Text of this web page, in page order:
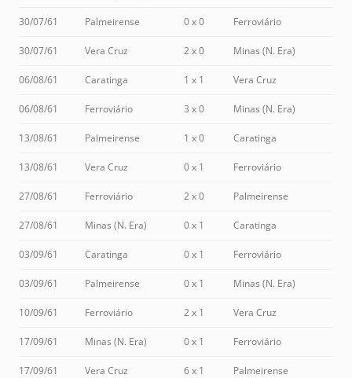
30/07/61 Palmeirense 0 x 0 Ferroviário
30/07/61 Vera Cruz 2 x 0 Minas (N. Era)
06/08/61 Caratinga 1 x 1 Vera Cruz
06/08/61 Ferroviário 3 x 0 Minas (N. Era)
13/08/61 Palmeirense 1 x 0 Caratinga
13/08/61 Vera Cruz 0 x 1 Ferroviário
27/08/61 Ferroviário 2 x 0 Palmeirense
27/08/61 Minas (N. Era) 0 x 1 Caratinga
03/09/61 Caratinga 0 x 1 Ferroviário
03/09/61 Palmeirense 0 x 1 Minas (N. Era)
10/09/61 Ferroviário 2 x 1 Vera Cruz
17/09/61 Minas (N. Era) 0 x 1 Ferroviário
17/09/61 Vera Cruz 6 x 1 Palmeirense